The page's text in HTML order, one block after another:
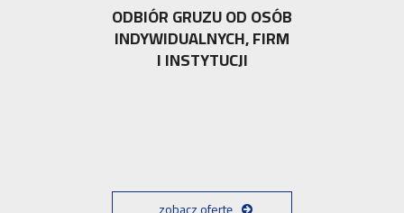
ODBIÓR GRUZU OD OSÓB
INDYWIDUALNYCH, FIRM
I INSTYTUCJI